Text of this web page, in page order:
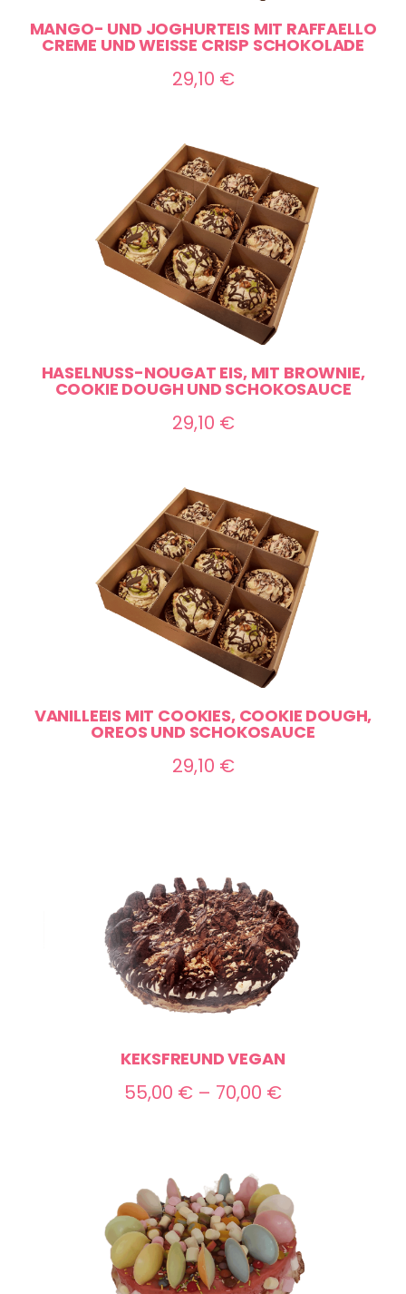
MANGO- UND JOGHURTEIS MIT RAFFAELLO
CREME UND WEISSE CRISP SCHOKOLADE
29,10 €
HASELNUSS-NOUGAT EIS, MIT BROWNIE,
COOKIE DOUGH UND SCHOKOSAUCE
29,10 €
VANILLEEIS MIT COOKIES, COOKIE DOUGH,
OREOS UND SCHOKOSAUCE
29,10 €
KEKSFREUND VEGAN
55,00 € – 70,00 €Preisspanne: